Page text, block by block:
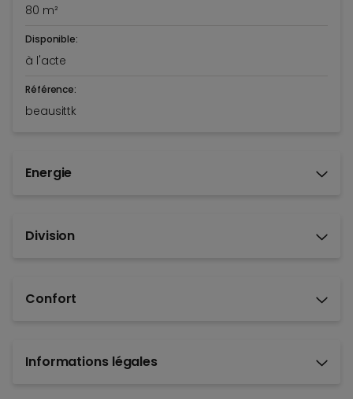
80 m²
Disponible:
à l'acte
Référence:
beausittk
Energie
Division
Confort
Informations légales